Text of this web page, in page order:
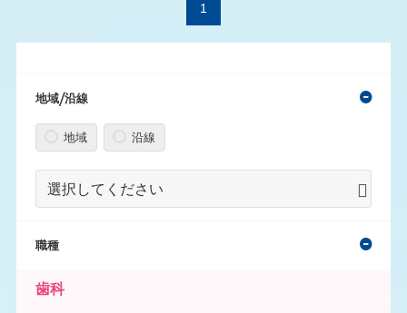
1
地域/沿線
地域 沿線
職種
歯科